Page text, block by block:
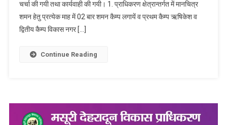
चर्चा की गयी तथा कार्यवाही की गयी। 1. प्राधिकरण क्षेत्रान्तर्गत में मानचित्र
शमन हेतु प्रत्येक माह में 02 बार शमन कैम्प लगायें व प्रथम कैम्प ऋषिकेश व
द्वितीय कैम्प विकास नगर […]
Continue Reading